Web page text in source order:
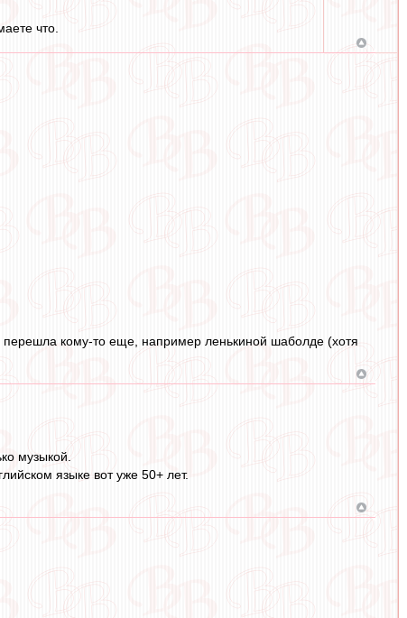
что.
кому-то еще, например ленькиной шаболде (хотя
музыкой.
языке вот уже 50+ лет.